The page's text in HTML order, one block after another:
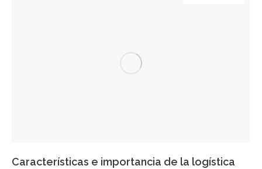
Características e importancia de la logística